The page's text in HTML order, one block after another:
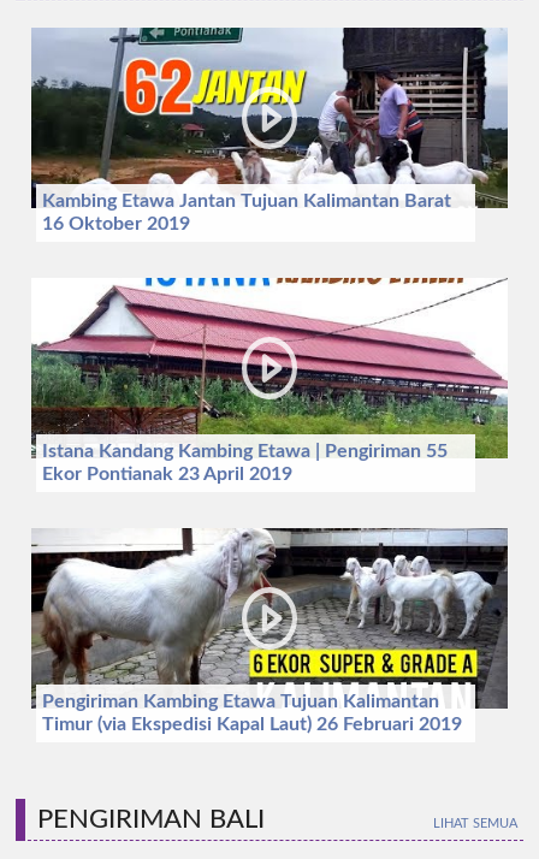
Kambing Etawa Jantan Tujuan Kalimantan Barat
16 Oktober 2019
Istana Kandang Kambing Etawa | Pengiriman 55
Ekor Pontianak 23 April 2019
Pengiriman Kambing Etawa Tujuan Kalimantan
Timur (via Ekspedisi Kapal Laut) 26 Februari 2019
PENGIRIMAN BALI LIHAT SEMUA